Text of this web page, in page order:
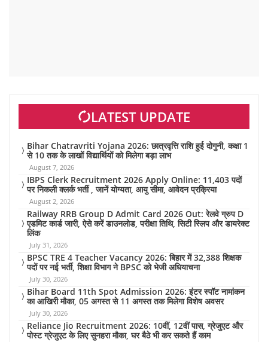
LATEST UPDATE
Bihar Chatravriti Yojana 2026: छात्रवृत्ति राशि हुई दोगुनी, कक्षा 1
से 10 तक के लाखों विद्यार्थियों को मिलेगा बड़ा लाभ
August 7, 2026
IBPS Clerk Recruitment 2026 Apply Online: 11,403 पदों
पर निकली क्लर्क भर्ती , जानें योग्यता, आयु सीमा, आवेदन प्रक्रिया
August 2, 2026
Railway RRB Group D Admit Card 2026 Out: रेलवे ग्रुप D
एडमिट कार्ड जारी, ऐसे करें डाउनलोड, परीक्षा तिथि, सिटी स्लिप और डायरेक्ट
लिंक
July 31, 2026
BPSC TRE 4 Teacher Vacancy 2026: बिहार में 32,388 शिक्षक
पदों पर नई भर्ती, शिक्षा विभाग ने BPSC को भेजी अधियाचना
July 30, 2026
Bihar Board 11th Spot Admission 2026: इंटर स्पॉट नामांकन
का आखिरी मौका, 05 अगस्त से 11 अगस्त तक मिलेगा विशेष अवसर
July 30, 2026
Reliance Jio Recruitment 2026: 10वीं, 12वीं पास, ग्रेजुएट और
पोस्ट ग्रेजुएट के लिए सुनहरा मौका, घर बैठे भी कर सकते हैं काम